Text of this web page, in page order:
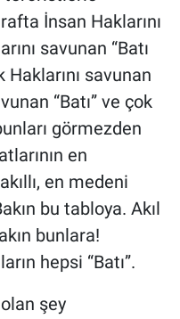
İnsan Haklarını
savunan “Batı
savunan
“Batı” ve çok
görmezden
en
en medeni
bu tabloya. Akıl
bunlara!
hepsi “Batı”.
şey